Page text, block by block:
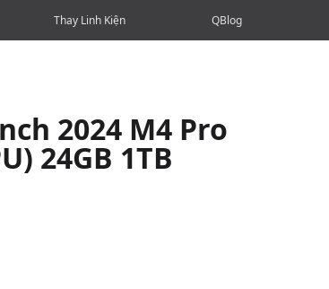
Thay Linh Kiện QBlog
2024 M4 Pro
24GB 1TB